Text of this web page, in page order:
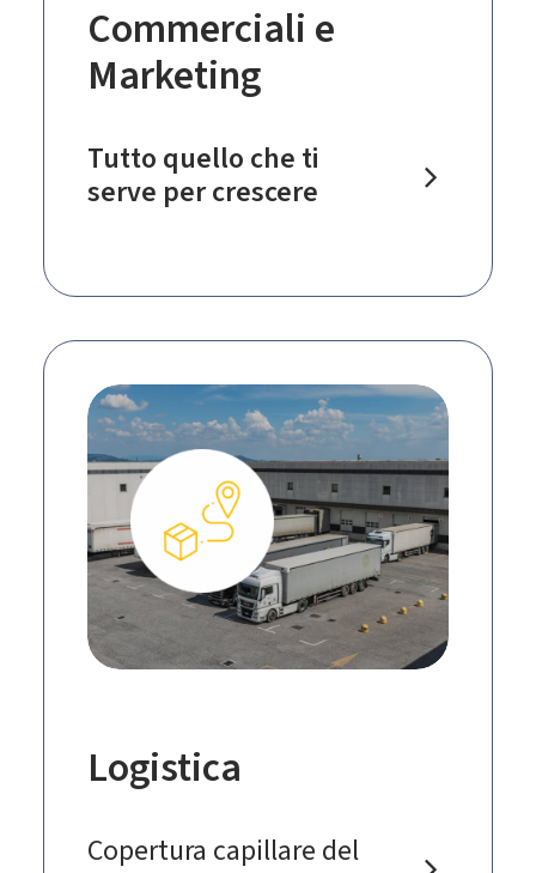
Commerciali e
Marketing
Tutto quello che ti
serve per crescere
Logistica
Copertura capillare del